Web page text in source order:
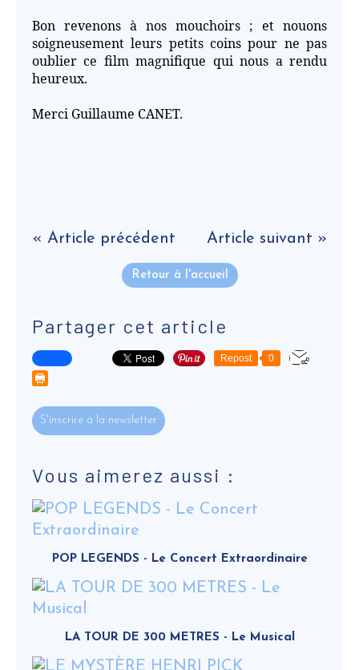
Bon revenons à nos mouchoirs ; et nouons
soigneusement leurs petits coins pour ne pas
oublier ce film magnifique qui nous a rendu
heureux.
Merci Guillaume CANET.
« Article précédent Article suivant »
Retour à l'accueil
Partager cet article
Repost 0
S'inscrire à la newsletter
Vous aimerez aussi :
POP LEGENDS - Le Concert Extraordinaire
LA TOUR DE 300 METRES - Le Musical